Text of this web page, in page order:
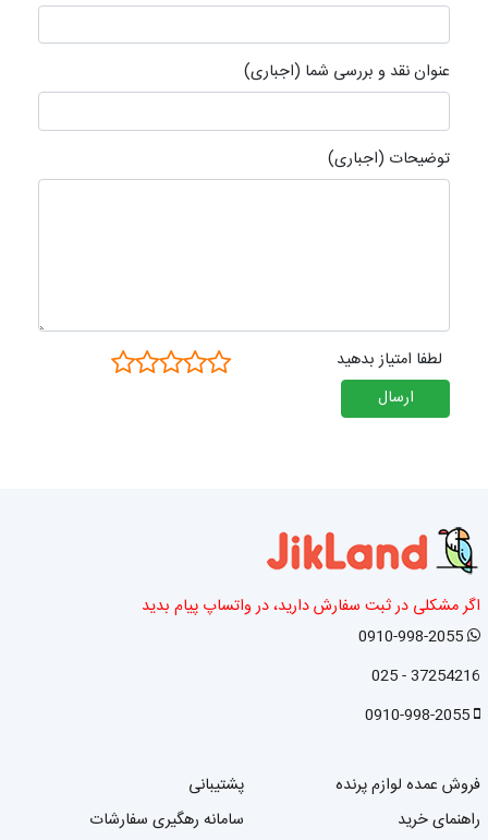
عنوان نقد و بررسی شما (اجباری)
توضیحات (اجباری)
لطفا امتیاز بدهید
ارسال
اگر مشکلی در ثبت سفارش دارید، در واتساپ پیام بدید
0910-998-2055
37254216 - 025
0910-998-2055
فروش عمده لوازم پرنده
راهنمای خرید
پشتیبانی
سامانه رهگیری سفارشات